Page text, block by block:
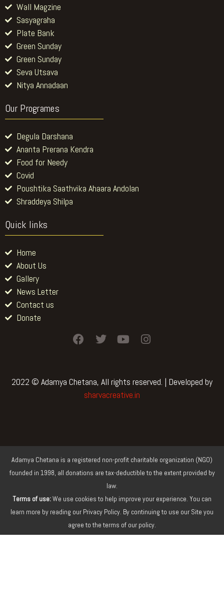
Wall Magzine
Sasyagraha
Plate Bank
Green Sunday
Green Sunday
Seva Utsava
Nitya Annadaan
Our Programes
Degula Darshana
Ananta Prerana Kendra
Food for Needy
Covid
Poushtika Saathvika Ahaara Andolan
Shraddeya Shilpa
Quick links
Home
About Us
Gallery
News Letter
Contact us
Donate
F
a
b
T
w
t
e
Y
o
u
b
I
n
a
2022 © Adamya Chetana, All rights reserved. | Developed by
sharvacreative.in
Adamya Chetana is a registered non-profit charitable organization (NGO)
founded in 1998, all donations are tax-deductible to the extent provided by
law.
Terms of use:We use cookies to help improve your experience. You can
learn more by reading our Privacy Policy. By continuing to use our Site you
agree to the terms of our policy.